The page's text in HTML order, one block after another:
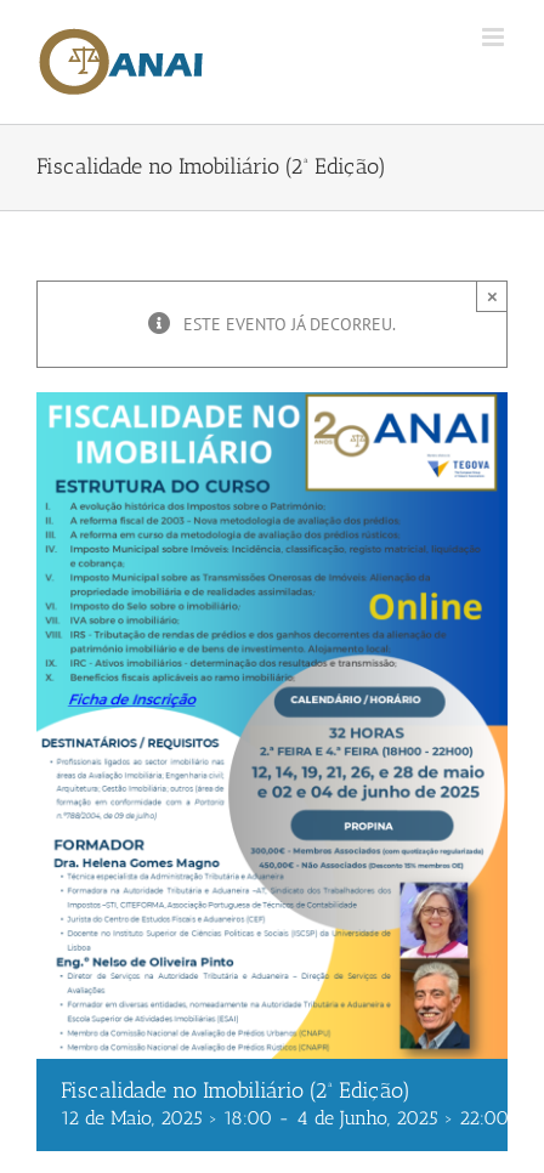
content
Fiscalidade no Imobiliário (2ª Edição)
ESTE EVENTO JÁ DECORREU.
×
Fiscalidade no Imobiliário (2ª Edição)
12 de Maio, 2025 › 18:00 - 4 de Junho, 2025 › 22:00